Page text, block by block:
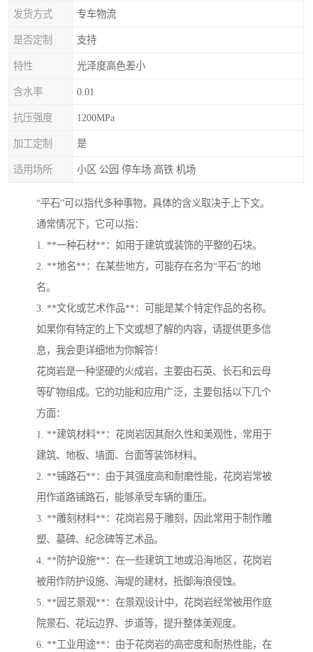
发货方式 专车物流
是否定制 支持
特性 光泽度高色差小
含水率 0.01
抗压强度 1200MPa
加工定制 是
适用场所 小区 公园 停车场 高铁 机场
“平石”可以指代多种事物，具体的含义取决于上下文。
通常情况下，它可以指：
1. **一种石材**：如用于建筑或装饰的平整的石块。
2. **地名**：在某些地方，可能存在名为“平石”的地
名。
3. **文化或艺术作品**：可能是某个特定作品的名称。
如果你有特定的上下文或想了解的内容，请提供更多信
息，我会更详细地为你解答！
花岗岩是一种坚硬的火成岩，主要由石英、长石和云母
等矿物组成。它的功能和应用广泛，主要包括以下几个
方面：
1. **建筑材料**：花岗岩因其耐久性和美观性，常用于
建筑、地板、墙面、台面等装饰材料。
2. **铺路石**：由于其强度高和耐磨性能，花岗岩常被
用作道路铺路石，能够承受车辆的重压。
3. **雕刻材料**：花岗岩易于雕刻，因此常用于制作雕
塑、墓碑、纪念碑等艺术品。
4. **防护设施**：在一些建筑工地或沿海地区，花岗岩
被用作防护设施、海堤的建材，抵御海浪侵蚀。
5. **园艺景观**：在景观设计中，花岗岩经常被用作庭
院景石、花坛边界、步道等，提升整体美观度。
6. **工业用途**：由于花岗岩的高密度和耐热性能，在